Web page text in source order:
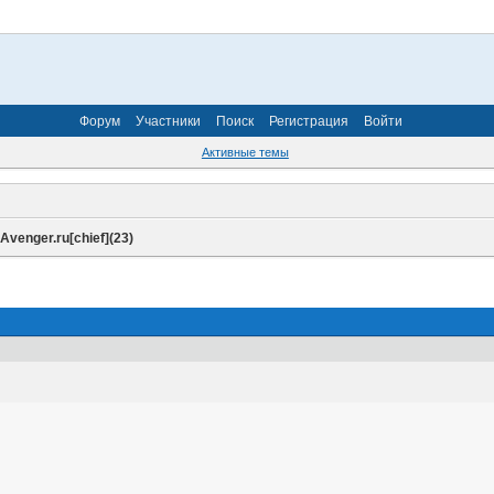
Форум Участники Поиск Регистрация Войти
Активные темы
Avenger.ru[chief](23)